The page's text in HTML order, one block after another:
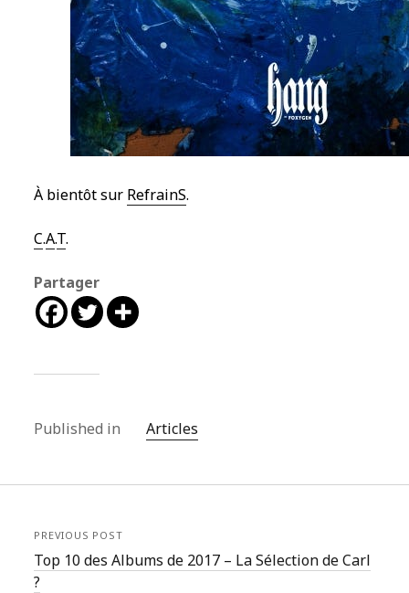
À bientôt sur RefrainS.
C.A.T.
Partager
Published in Articles
PREVIOUS POST
Top 10 des Albums de 2017 – La Sélection de Carl
?